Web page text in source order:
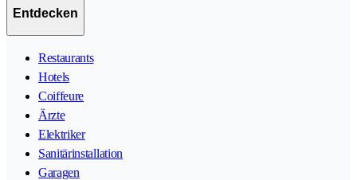
Entdecken
Restaurants
Hotels
Coiffeure
Ärzte
Elektriker
Sanitärinstallation
Garagen